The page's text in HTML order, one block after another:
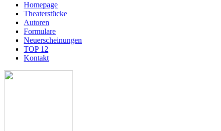
Homepage
Theaterstücke
Autoren
Formulare
Neuerscheinungen
TOP 12
Kontakt